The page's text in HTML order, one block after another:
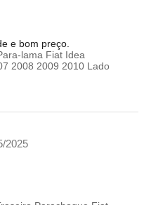
e bom preço.
lama Fiat Idea
2008 2009 2010 Lado
2025